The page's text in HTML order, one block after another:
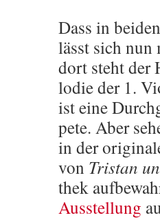
Dass in
lässt sich
dort steht der
lo­die der 1.
ist eine
pe­te. Aber
in der
von Tris­tan
thek
Aus­stel­lung